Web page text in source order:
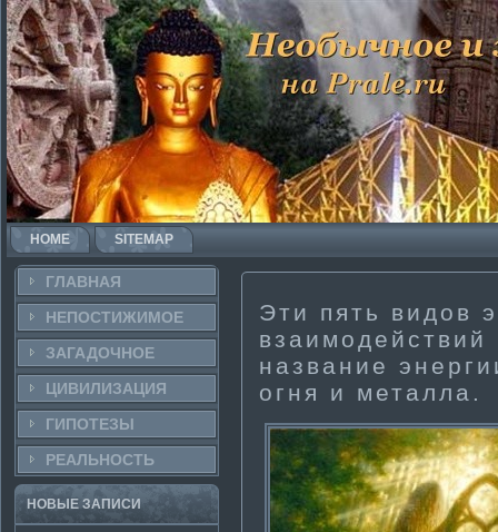
HOME SITEMAP
ГЛАВНАЯ
НЕПОСТИ­ЖИМОЕ
ЗАГАДОЧНΟЕ
ЦИВИЛИЗАЦИЯ
ГИПОТЕЗЫ
РЕАЛЬНΟСТЬ
НОВЫЕ ЗАПИСИ
Эти­ пять видов
название
огня и металла.